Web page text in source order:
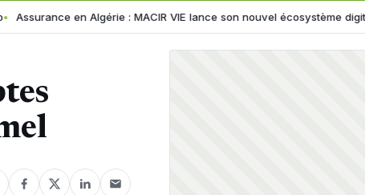
en Algérie : MACIR VIE lance son nouvel écosystème digital pour